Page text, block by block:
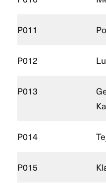
P011
P012
P013
P014
P015